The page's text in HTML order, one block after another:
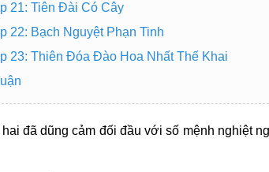
21: Tiên Đài Có Cây
22: Bạch Nguyệt Phạn Tinh
23: Thiên Đóa Đào Hoa Nhất Thế Khai
đã dũng cảm đối đầu với số mệnh nghiệt